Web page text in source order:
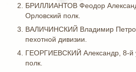
БРИЛЛИАНТОВ Феодор
Орловский полк.
ВАЛИЧИНСКИЙ Владимир
пехотной дивизии.
ГЕОРГИЕВСКИЙ Александр, 8-й
полк.